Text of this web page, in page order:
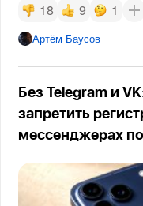
18 9 1
Артём Баусов
Без Telegram и
запретить
мессенджерах